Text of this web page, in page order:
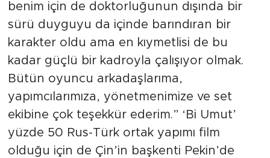
benim için de doktorluğunun dışında bir
sürü duyguyu da içinde barındıran bir
karakter oldu ama en kıymetlisi de bu
kadar güçlü bir kadroyla çalışıyor olmak.
Bütün oyuncu arkadaşlarıma,
yapımcılarımıza, yönetmenimize ve set
ekibine çok teşekkür ederim.” ‘Bi Umut’
yüzde 50 Rus-Türk ortak yapımı film
olduğu için de Çin’in başkenti Pekin’de